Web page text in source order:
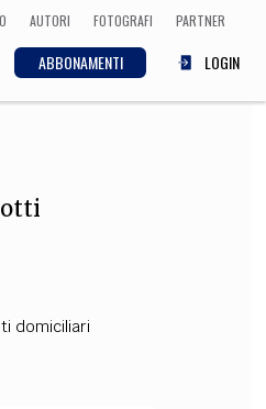
AUTORI FOTOGRAFI PARTNER
ABBONAMENTI LOGIN
Matematica, Fisica,
Biologia, Cifrematica,
domiciliari